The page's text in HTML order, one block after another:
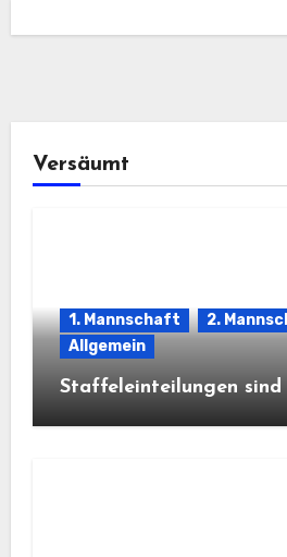
Versäumt
1. Mannschaft
2.
Allgemein
Staffeleinteilungen sind